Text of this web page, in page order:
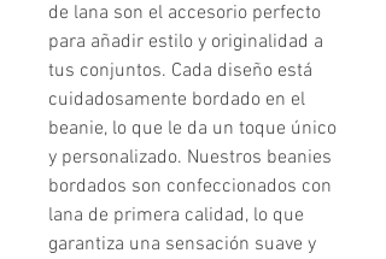
de lana son el accesorio perfecto
para añadir estilo y originalidad a
tus conjuntos. Cada diseño está
cuidadosamente bordado en el
beanie, lo que le da un toque único
y personalizado. Nuestros beanies
bordados son confeccionados con
lana de primera calidad, lo que
garantiza una sensación suave y